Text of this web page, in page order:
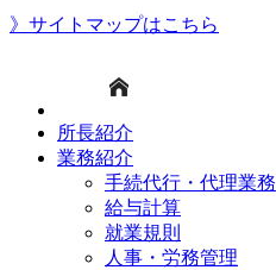
》サイトマップはこちら
所長紹介
業務紹介
手続代行・代理業務
給与計算
就業規則
人事・労務管理